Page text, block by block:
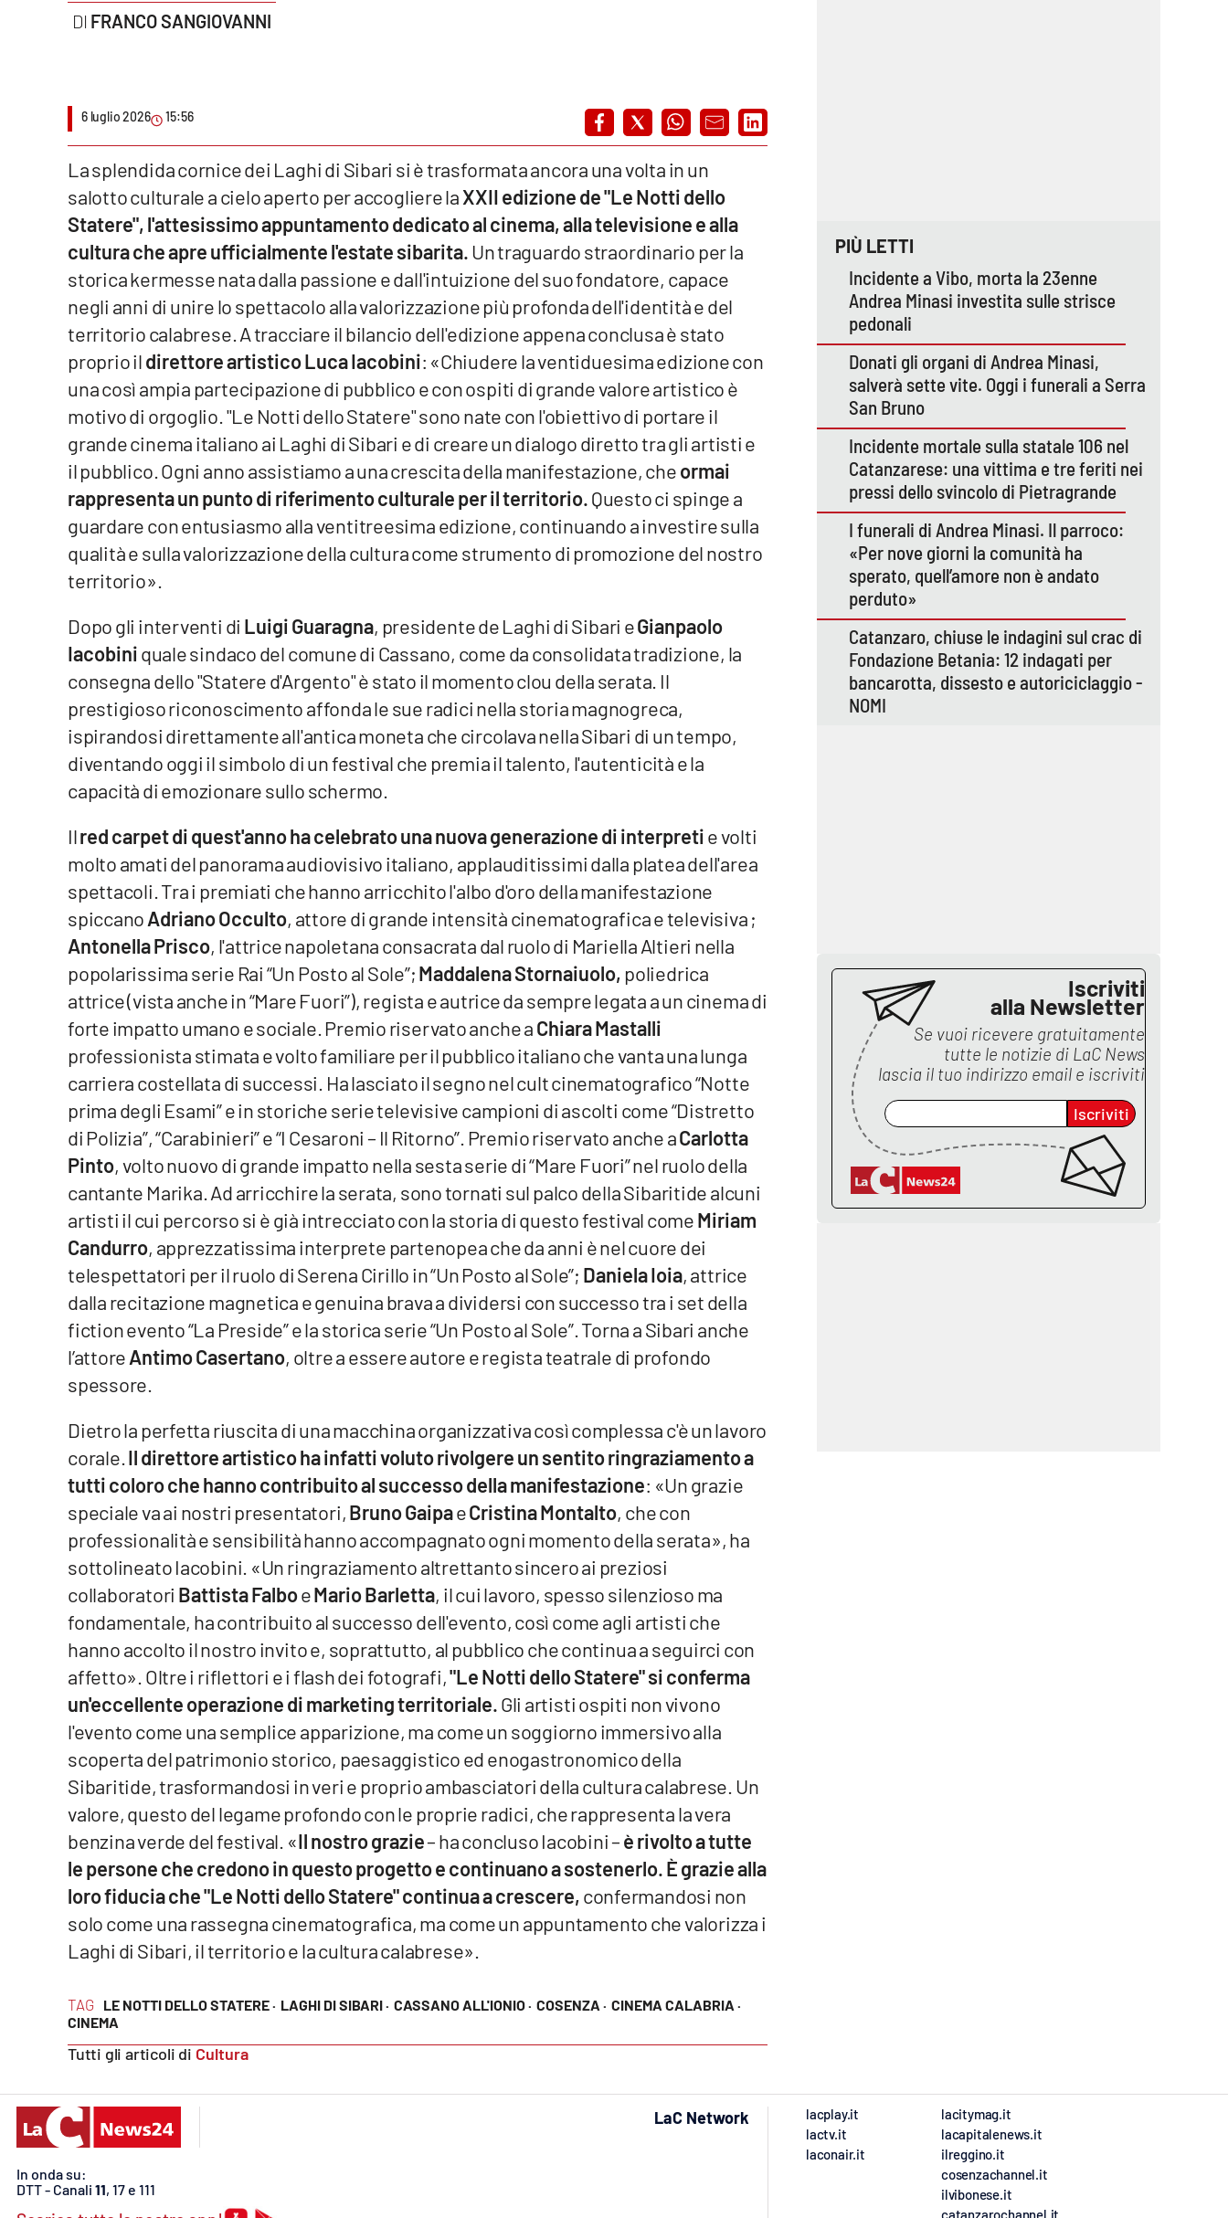
Parchi Marini Calabria
Imprese Di Calabria
Venti di comunicazione
Streaming
LaC Network
Vibo Valentia
Lamezia Terme
Calabriavisione
Destinazioni
Lacitymag.it
Lacapitalenews.it
Ilvibonese.it
Vai
Cookie policy
Note legali
FRANCO SANGIOVANNI
6 luglio 2026 15:56
TAG LE NOTTI DELLO STATERE · LAGHI DI SIBARI · CASSANO ALL'IONIO · COSENZA · CINEMA CALABRIA ·
CINEMA
Tutti gli articoli di Cultura
La splendida cornice dei Laghi di Sibari si è trasformata ancora una volta in un
salotto culturale a cielo aperto per accogliere laXXII edizione de "Le Notti dello
Statere", l'attesissimo appuntamento dedicato al cinema, alla televisione e alla
cultura che apre ufficialmente l'estate sibarita.Un traguardo straordinario per la
storica kermesse nata dalla passione e dall'intuizione del suo fondatore, capace
negli anni di unire lo spettacolo alla valorizzazione più profonda dell'identità e del
territorio calabrese. A tracciare il bilancio dell'edizione appena conclusa è stato
proprio ildirettore artistico Luca Iacobini: «Chiudere la ventiduesima edizione con
una così ampia partecipazione di pubblico e con ospiti di grande valore artistico è
motivo di orgoglio. "Le Notti dello Statere" sono nate con l'obiettivo di portare il
grande cinema italiano ai Laghi di Sibari e di creare un dialogo diretto tra gli artisti e
il pubblico. Ogni anno assistiamo a una crescita della manifestazione, cheormai
rappresenta un punto di riferimento culturale per il territorio.Questo ci spinge a
guardare con entusiasmo alla ventitreesima edizione, continuando a investire sulla
qualità e sulla valorizzazione della cultura come strumento di promozione del nostro
territorio».
Dopo gli interventi di Luigi Guaragna, presidente de Laghi di Sibari eGianpaolo
Iacobiniquale sindaco del comune di Cassano, come da consolidata tradizione, la
consegna dello "Statere d'Argento" è stato il momento clou della serata. Il
prestigioso riconoscimento affonda le sue radici nella storia magnogreca,
ispirandosi direttamente all'antica moneta che circolava nella Sibari di un tempo,
diventando oggi il simbolo di un festival che premia il talento, l'autenticità e la
capacità di emozionare sullo schermo.
Ilred carpet di quest'anno ha celebrato una nuova generazione di interpretie volti
molto amati del panorama audiovisivo italiano, applauditissimi dalla platea dell'area
spettacoli. Tra i premiati che hanno arricchito l'albo d'oro della manifestazione
spiccanoAdriano Occulto, attore di grande intensità cinematografica e televisiva ;
Antonella Prisco, l'attrice napoletana consacrata dal ruolo di Mariella Altieri nella
popolarissima serie Rai “Un Posto al Sole”;Maddalena Stornaiuolo, poliedrica
attrice (vista anche in “Mare Fuori”), regista e autrice da sempre legata a un cinema di
forte impatto umano e sociale. Premio riservato anche aChiara Mastalli
professionista stimata e volto familiare per il pubblico italiano che vanta una lunga
carriera costellata di successi. Ha lasciato il segno nel cult cinematografico “Notte
prima degli Esami” e in storiche serie televisive campioni di ascolti come “Distretto
di Polizia”, “Carabinieri” e “I Cesaroni – Il Ritorno”. Premio riservato anche aCarlotta
Pinto, volto nuovo di grande impatto nella sesta serie di “Mare Fuori” nel ruolo della
cantante Marika. Ad arricchire la serata, sono tornati sul palco della Sibaritide alcuni
artisti il cui percorso si è già intrecciato con la storia di questo festival comeMiriam
Candurro, apprezzatissima interprete partenopea che da anni è nel cuore dei
telespettatori per il ruolo di Serena Cirillo in “Un Posto al Sole”; Daniela Ioia, attrice
dalla recitazione magnetica e genuina brava a dividersi con successo tra i set della
fiction evento “La Preside” e la storica serie “Un Posto al Sole”. Torna a Sibari anche
l’attoreAntimo Casertano, oltre a essere autore e regista teatrale di profondo
spessore.
Dietro la perfetta riuscita di una macchina organizzativa così complessa c'è un lavoro
corale. Il direttore artistico ha infatti voluto rivolgere un sentito ringraziamento a
tutti coloro che hanno contribuito al successo della manifestazione: «Un grazie
speciale va ai nostri presentatori,Bruno GaipaeCristina Montalto, che con
professionalità e sensibilità hanno accompagnato ogni momento della serata», ha
sottolineato Iacobini. «Un ringraziamento altrettanto sincero ai preziosi
collaboratori Battista FalboeMario Barletta, il cui lavoro, spesso silenzioso ma
fondamentale, ha contribuito al successo dell'evento, così come agli artisti che
hanno accolto il nostro invito e, soprattutto, al pubblico che continua a seguirci con
affetto». Oltre i riflettori e i flash dei fotografi,"Le Notti dello Statere" si conferma
un'eccellente operazione di marketing territoriale.Gli artisti ospiti non vivono
l'evento come una semplice apparizione, ma come un soggiorno immersivo alla
scoperta del patrimonio storico, paesaggistico ed enogastronomico della
Sibaritide, trasformandosi in veri e proprio ambasciatori della cultura calabrese. Un
valore, questo del legame profondo con le proprie radici, che rappresenta la vera
benzina verde del festival. «Il nostro grazie– ha concluso Iacobini –è rivolto a tutte
le persone che credono in questo progetto e continuano a sostenerlo. È grazie alla
loro fiducia che "Le Notti dello Statere" continua a crescere,confermandosi non
solo come una rassegna cinematografica, ma come un appuntamento che valorizza i
Laghi di Sibari, il territorio e la cultura calabrese».
PIÙ LETTI
Incidente a Vibo, morta la 23enne
Andrea Minasi investita sulle strisce
pedonali
Donati gli organi di Andrea Minasi,
salverà sette vite. Oggi i funerali a Serra
San Bruno
Incidente mortale sulla statale 106 nel
Catanzarese: una vittima e tre feriti nei
pressi dello svincolo di Pietragrande
I funerali di Andrea Minasi. Il parroco:
«Per nove giorni la comunità ha
sperato, quell’amore non è andato
perduto»
Catanzaro, chiuse le indagini sul crac di
Fondazione Betania: 12 indagati per
bancarotta, dissesto e autoriciclaggio -
NOMI
Iscriviti
alla Newsletter
Se vuoi ricevere gratuitamente
tutte le notizie di LaC News
lascia il tuo indirizzo email e iscriviti
Iscriviti
In onda su:
DTT - Canali 11, 17 e 111
LaC Network
lacplay.it
lactv.it
laconair.it
lacitymag.it
lacapitalenews.it
ilreggino.it
cosenzachannel.it
ilvibonese.it
catanzarochannel.it